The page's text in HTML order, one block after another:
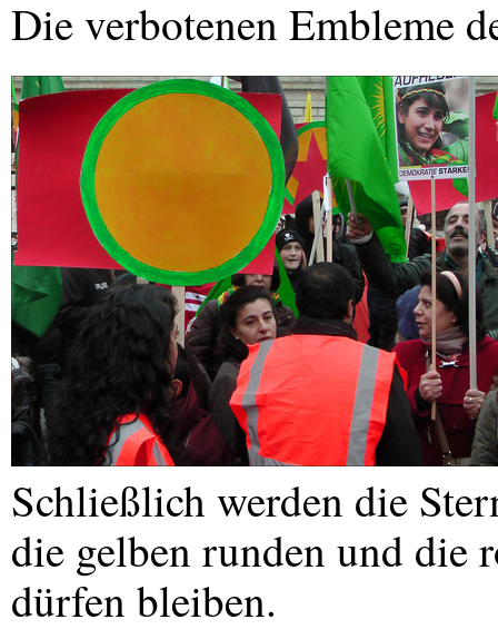
Die verbotenen Embleme
Schließlich werden die
die gelben runden und die
dürfen bleiben.